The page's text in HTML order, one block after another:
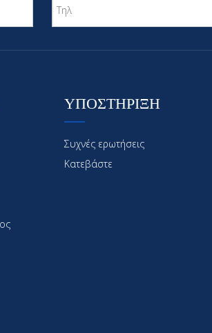
ΥΠΟΣΤΗΡΙΞΗ
Συχνές ερωτήσεις
Κατεβάστε